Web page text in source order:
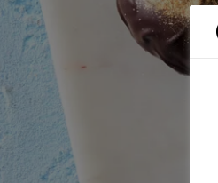
A/S
ApS
Foodservice A/S